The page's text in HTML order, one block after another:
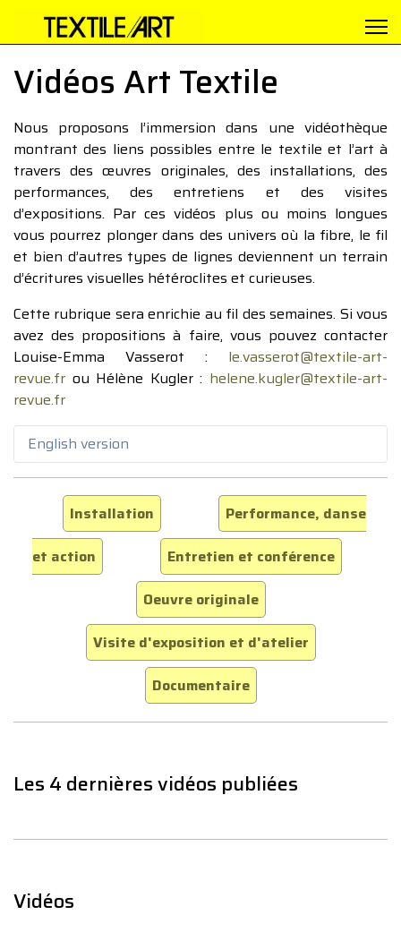
Vidéos Art Textile
Nous proposons l’immersion dans une vidéothèque
montrant des liens possibles entre le textile et l’art à
travers des œuvres originales, des installations, des
performances, des entretiens et des visites
d’expositions. Par ces vidéos plus ou moins longues
vous pourrez plonger dans des univers où la fibre, le fil
et bien d’autres types de lignes deviennent un terrain
d’écritures visuelles hétéroclites et curieuses.
Cette rubrique sera enrichie au fil des semaines. Si vous
avez des propositions à faire, vous pouvez contacter
Louise-Emma Vasserot : le.vasserot@textile-art-
revue.fr ou Hélène Kugler : helene.kugler@textile-art-
revue.fr
English version
Installation
Performance, danse
et action
Entretien et conférence
Oeuvre originale
Visite d'exposition et d'atelier
Documentaire
Les 4 dernières vidéos publiées
Vidéos